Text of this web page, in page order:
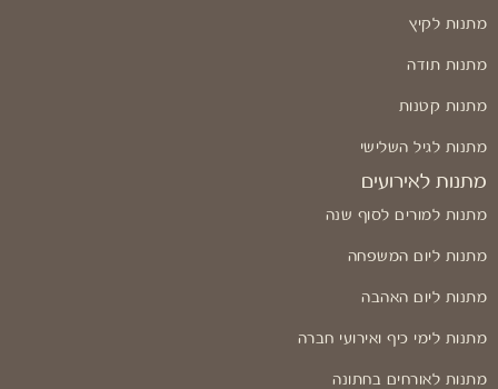
מתנות לקיץ
מתנות תודה
מתנות קטנות
מתנות לגיל השלישי
מתנות לאירועים
מתנות למורים לסוף שנה
מתנות ליום המשפחה
מתנות ליום האהבה
מתנות לימי כיף ואירועי חברה
מתנות לאורחים בחתונה